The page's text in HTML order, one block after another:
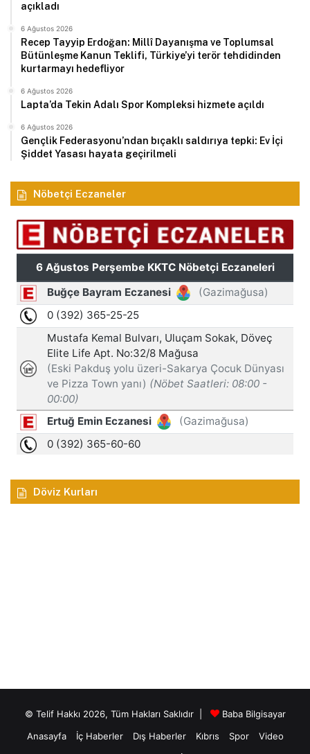
açıkladı
6 Ağustos 2026
Recep Tayyip Erdoğan: Millî Dayanışma ve Toplumsal
Bütünleşme Kanun Teklifi, Türkiye’yi terör tehdidinden
kurtarmayı hedefliyor
6 Ağustos 2026
Lapta’da Tekin Adalı Spor Kompleksi hizmete açıldı
6 Ağustos 2026
Gençlik Federasyonu’ndan bıçaklı saldırıya tepki: Ev İçi
Şiddet Yasası hayata geçirilmeli
Nöbetçi Eczaneler
Döviz Kurları
© Telif Hakkı 2026, Tüm Hakları Saklıdır |
Baba Bilgisayar
Anasayfa
İç Haberler Dış Haberler Kıbrıs Spor
Video